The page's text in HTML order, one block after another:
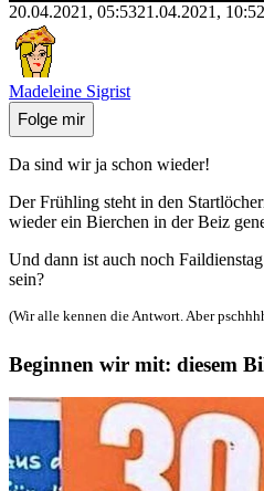
20.04.2021, 05:5321.04.2021, 10:52
Madeleine Sigrist
Folge mir
Da sind wir ja schon wieder!
Der Frühling steht in den
wieder ein Bierchen in der Beiz
Und dann ist auch noch
sein?
(Wir alle kennen die Antwort. Aber
Beginnen wir mit: diesem